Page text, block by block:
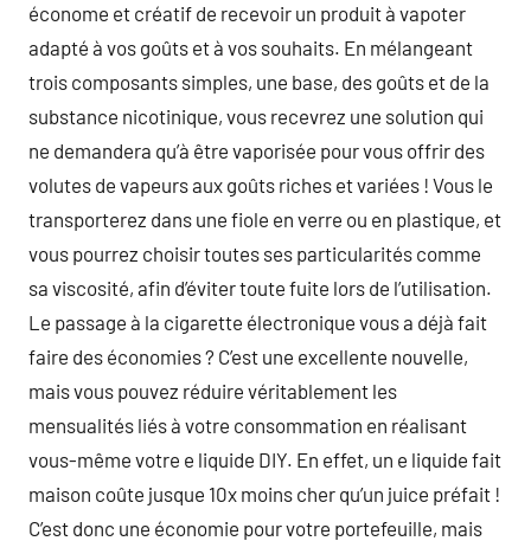
économe et créatif de recevoir un produit à vapoter
adapté à vos goûts et à vos souhaits. En mélangeant
trois composants simples, une base, des goûts et de la
substance nicotinique, vous recevrez une solution qui
ne demandera qu’à être vaporisée pour vous offrir des
volutes de vapeurs aux goûts riches et variées ! Vous le
transporterez dans une fiole en verre ou en plastique, et
vous pourrez choisir toutes ses particularités comme
sa viscosité, afin d’éviter toute fuite lors de l’utilisation.
Le passage à la cigarette électronique vous a déjà fait
faire des économies ? C’est une excellente nouvelle,
mais vous pouvez réduire véritablement les
mensualités liés à votre consommation en réalisant
vous-même votre e liquide DIY. En effet, un e liquide fait
maison coûte jusque 10x moins cher qu’un juice préfait !
C’est donc une économie pour votre portefeuille, mais